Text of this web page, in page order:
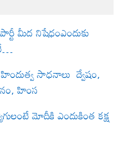
మీద నిషేధంఎందుకు
సాధనాలు ద్వేషం,
హింస
మోదీకి ఎందుకింత కక్ష